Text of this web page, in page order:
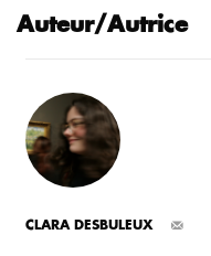
Auteur/Autrice
CLARA DESBULEUX